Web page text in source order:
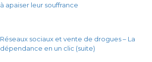
à apaiser leur souffrance
Réseaux sociaux et vente de drogues – La
dépendance en un clic (suite)